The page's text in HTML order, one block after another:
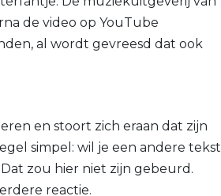
de video op YouTube
al wordt gevreesd dat ook
en stoort zich eraan dat zijn
simpel: wil je een andere tekst
zou hier niet zijn gebeurd.
reactie.